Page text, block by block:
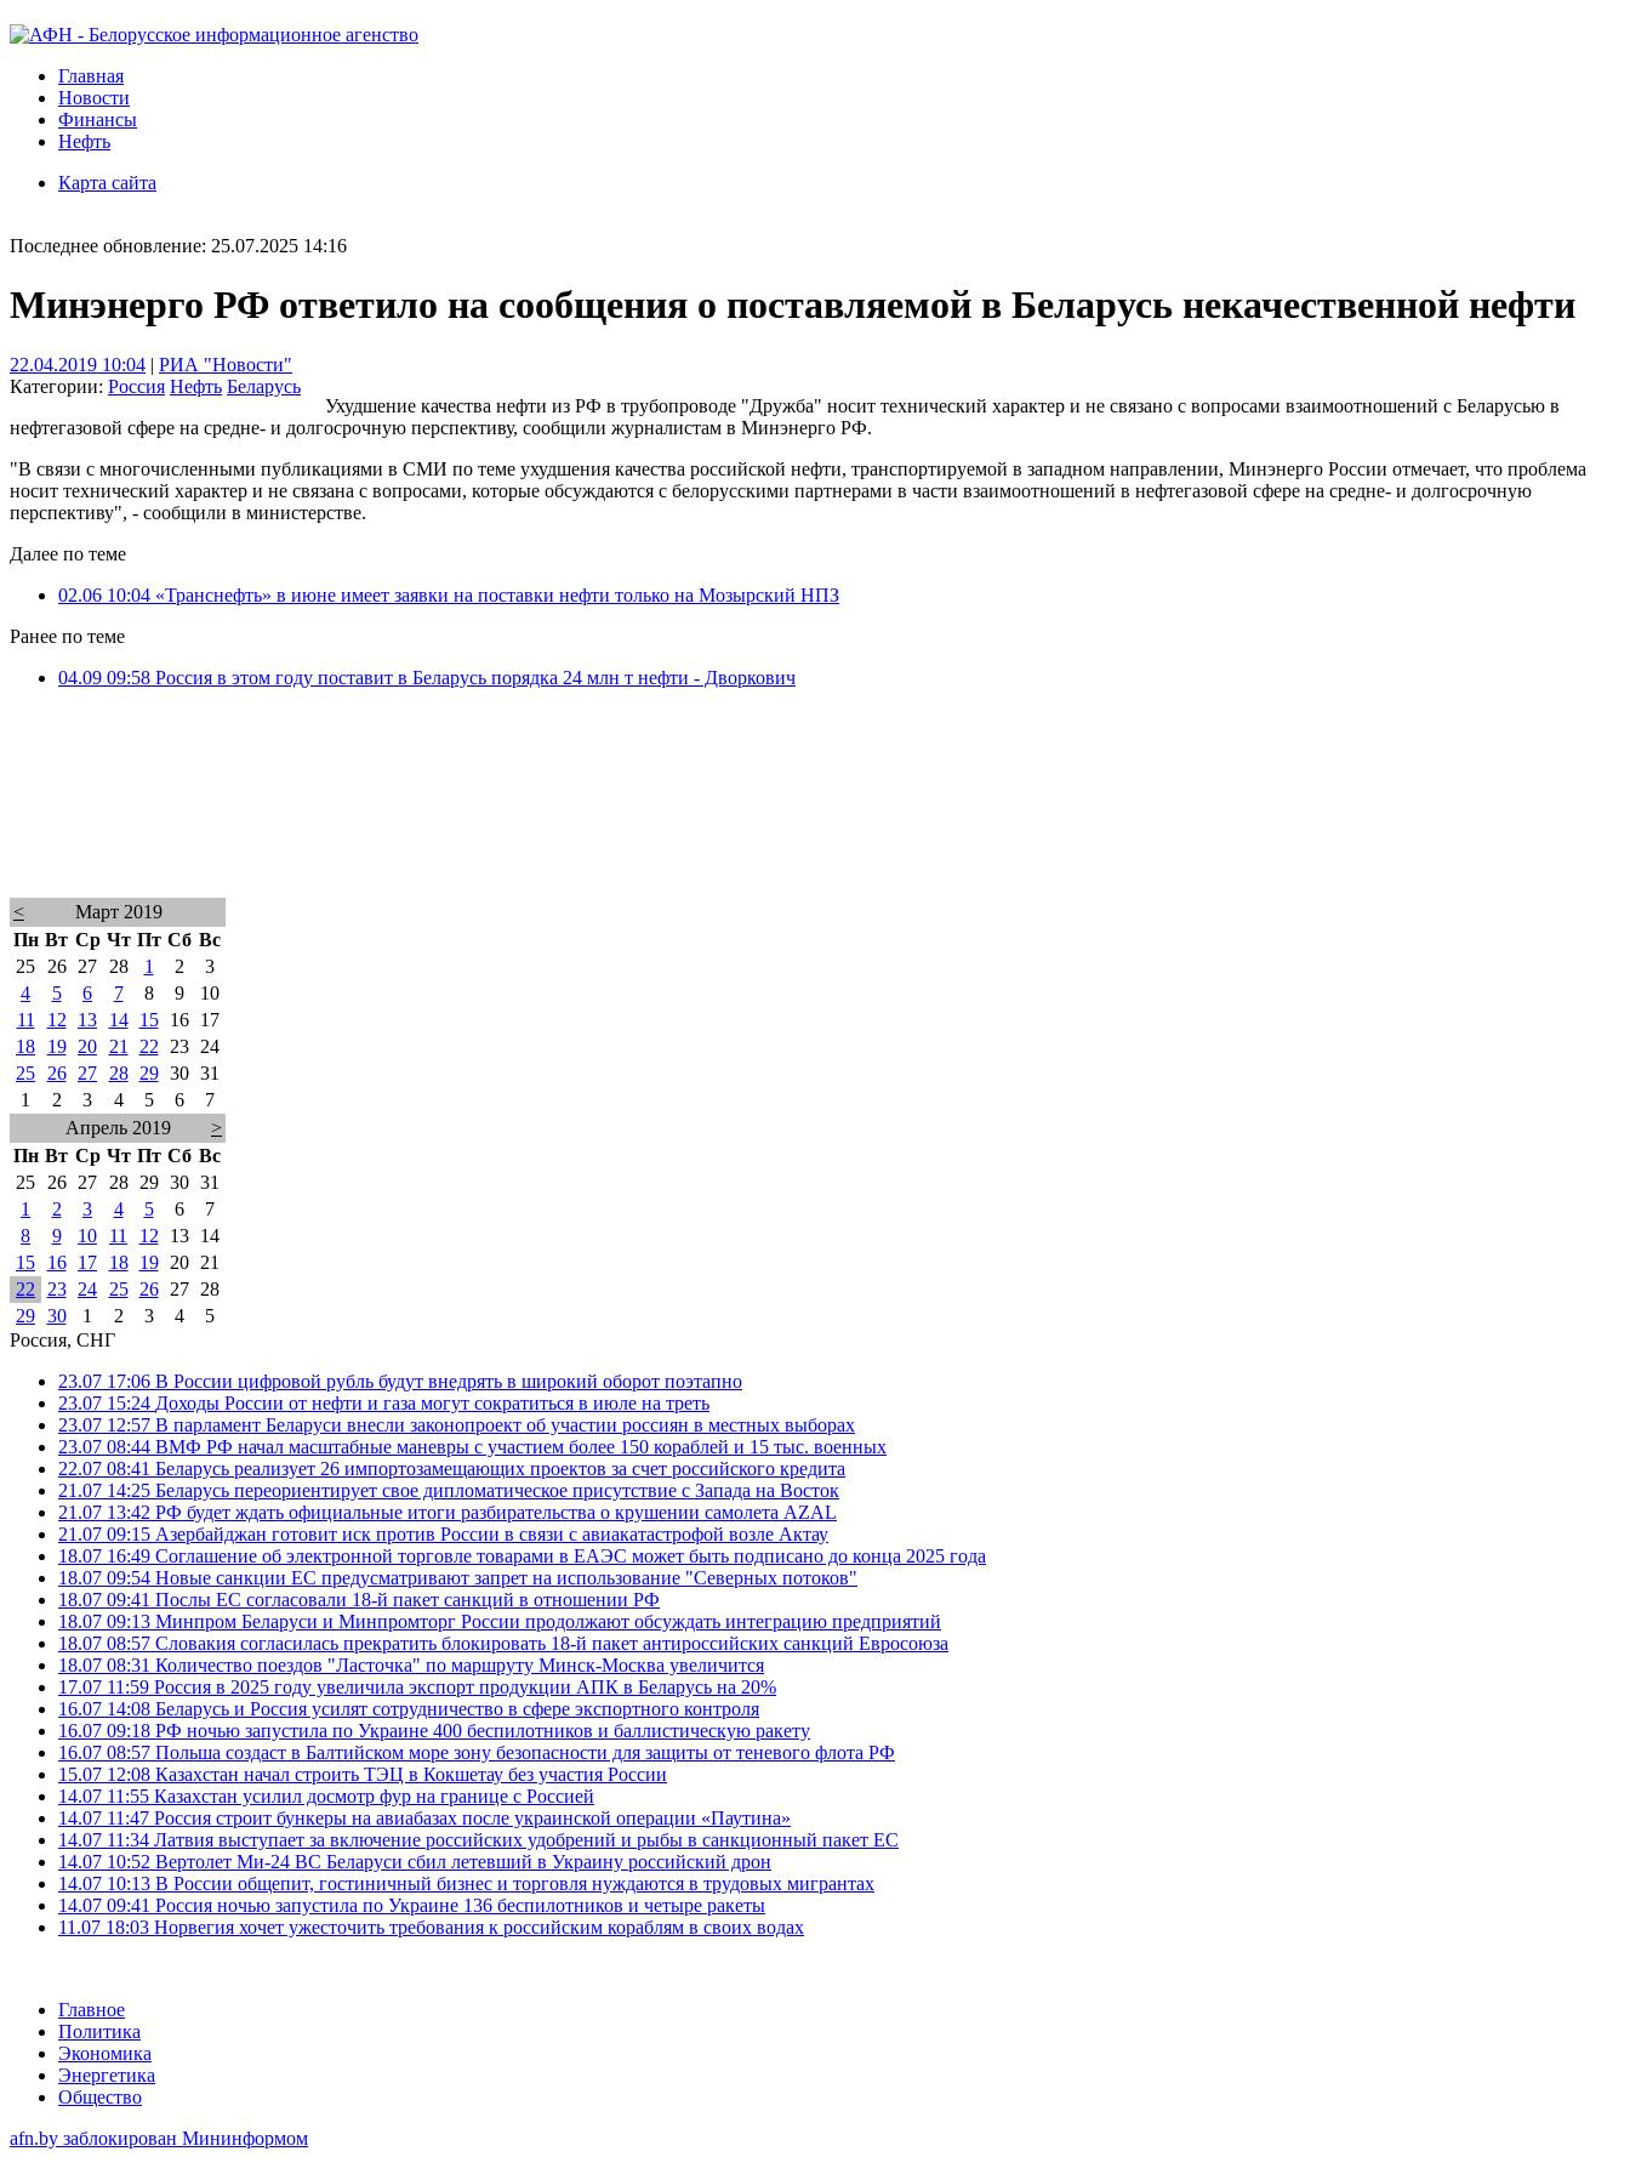
Главная
Новости
Финансы
Нефть
Карта сайта
Последнее обновление: 25.07.2025 14:16
Минэнерго РФ ответило на сообщения о поставляемой в Беларусь некачественной нефти
22.04.2019 10:04 | РИА "Новости"
Категории: Россия Нефть Беларусь
Ухудшение качества нефти из РФ в трубопроводе "Дружба" носит технический характер и не связано с вопросами взаимоотношений с Беларусью в
нефтегазовой сфере на средне- и долгосрочную перспективу, сообщили журналистам в Минэнерго РФ.
"В связи с многочисленными публикациями в СМИ по теме ухудшения качества российской нефти, транспортируемой в западном направлении, Минэнерго России отмечает, что проблема
носит технический характер и не связана с вопросами, которые обсуждаются с белорусскими партнерами в части взаимоотношений в нефтегазовой сфере на средне- и долгосрочную
перспективу", - сообщили в министерстве.
Далее по теме
02.06 10:04 «Транснефть» в июне имеет заявки на поставки нефти только на Мозырский НПЗ
Ранее по теме
04.09 09:58 Россия в этом году поставит в Беларусь порядка 24 млн т нефти - Дворкович
<
Март 2019
Пн Вт Ср Чт Пт Сб Вс
25
26 27 28 1 2
3
4
5 6 7 8 9
10
11
12 13 14 15 16
17
18
19 20 21 22 23
24
25
26 27 28 29 30 31
1
2 3 4 5 6
7
Апрель 2019
>
Пн Вт Ср Чт Пт Сб Вс
25
26 27 28 29 30 31
1
2 3 4 5 6
7
8
9 10 11 12 13
14
15
16 17 18 19 20
21
22
23 24 25 26 27
28
29 30 1 2 3 4
5
Россия, СНГ
23.07 17:06 В России цифровой рубль будут внедрять в широкий оборот поэтапно
23.07 15:24 Доходы России от нефти и газа могут сократиться в июле на треть
23.07 12:57 В парламент Беларуси внесли законопроект об участии россиян в местных выборах
23.07 08:44 ВМФ РФ начал масштабные маневры с участием более 150 кораблей и 15 тыс. военных
22.07 08:41 Беларусь реализует 26 импортозамещающих проектов за счет российского кредита
21.07 14:25 Беларусь переориентирует свое дипломатическое присутствие с Запада на Восток
21.07 13:42 РФ будет ждать официальные итоги разбирательства о крушении самолета AZAL
21.07 09:15 Азербайджан готовит иск против России в связи с авиакатастрофой возле Актау
18.07 16:49 Соглашение об электронной торговле товарами в ЕАЭС может быть подписано до конца 2025 года
18.07 09:54 Новые санкции ЕС предусматривают запрет на использование "Северных потоков"
18.07 09:41 Послы ЕС согласовали 18-й пакет санкций в отношении РФ
18.07 09:13 Минпром Беларуси и Минпромторг России продолжают обсуждать интеграцию предприятий
18.07 08:57 Словакия согласилась прекратить блокировать 18-й пакет антироссийских санкций Евросоюза
18.07 08:31 Количество поездов "Ласточка" по маршруту Минск-Москва увеличится
17.07 11:59 Россия в 2025 году увеличила экспорт продукции АПК в Беларусь на 20%
16.07 14:08 Беларусь и Россия усилят сотрудничество в сфере экспортного контроля
16.07 09:18 РФ ночью запустила по Украине 400 беспилотников и баллистическую ракету
16.07 08:57 Польша создаст в Балтийском море зону безопасности для защиты от теневого флота РФ
15.07 12:08 Казахстан начал строить ТЭЦ в Кокшетау без участия России
14.07 11:55 Казахстан усилил досмотр фур на границе с Россией
14.07 11:47 Россия строит бункеры на авиабазах после украинской операции «Паутина»
14.07 11:34 Латвия выступает за включение российских удобрений и рыбы в санкционный пакет ЕС
14.07 10:52 Вертолет Ми-24 ВС Беларуси сбил летевший в Украину российский дрон
14.07 10:13 В России общепит, гостиничный бизнес и торговля нуждаются в трудовых мигрантах
14.07 09:41 Россия ночью запустила по Украине 136 беспилотников и четыре ракеты
11.07 18:03 Норвегия хочет ужесточить требования к российским кораблям в своих водах
Главное
Политика
Экономика
Энергетика
Общество
afn.by заблокирован Мининформом